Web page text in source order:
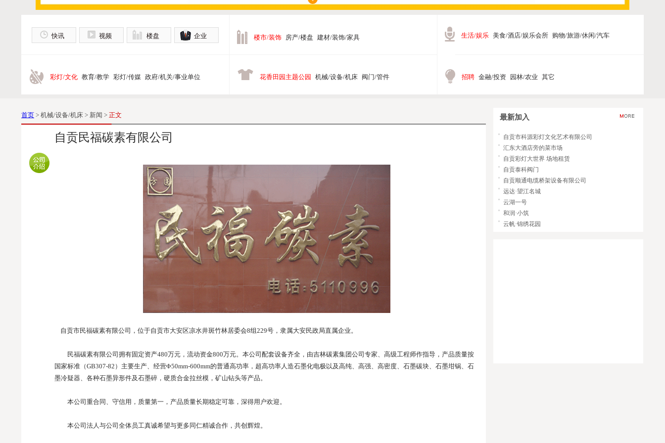
快讯 视频 楼盘 企业 楼市/装饰 房产/楼盘 建材/装饰/家具 生活/娱乐 美食/酒店/娱乐会所 购物/旅游/休闲/汽车
彩灯/文化 教育/教学 彩灯/传媒 政府/机关/事业单位 花香田园主题公园 机械/设备/机床 阀门/管件 招聘 金融/投资 园林/农业 其它
首页 > 机械/设备/机床 > 新闻 > 正文
自贡民福碳素有限公司
自贡市民福碳素有限公司，位于自贡市大安区凉水井斑竹林居委会8组229号，隶属大安民政局直属企业。
民福碳素有限公司拥有固定资产480万元，流动资金800万元。本公司配套设备齐全，由吉林碳素集团公司专家、高级工程师作指导，产品质量按
国家标准（GB307-82）主要生产、经营Φ50mm-600mm的普通高功率，超高功率人造石墨化电极以及高纯、高强、高密度、石墨碳块、石墨坩锅、石
墨冷疑器、各种石墨异形件及石墨碎，硬质合金拉丝模，矿山钻头等产品。
本公司重合同、守信用，质量第一，产品质量长期稳定可靠，深得用户欢迎。
本公司法人与公司全体员工真诚希望与更多同仁精诚合作，共创辉煌。
最新加入
自贡市科源彩灯文化艺术有限公司
汇东大酒店旁的菜市场
自贡彩灯大世界 场地租赁
自贡泰科阀门
自贡顺通电缆桥架设备有限公司
远达·望江名城
云湖一号
和润·小筑
云帆·锦绣花园